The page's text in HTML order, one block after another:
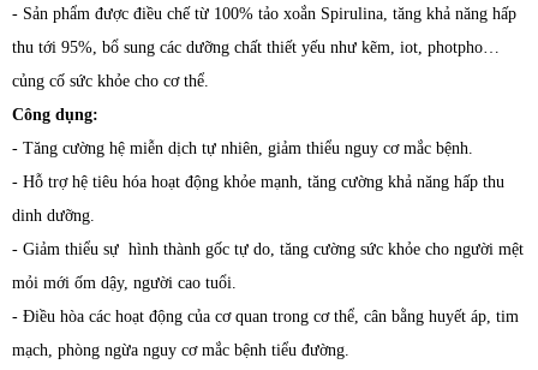
- Sản phẩm được điều chế từ 100% tảo xoắn Spirulina, tăng khả năng hấp
thu tới 95%, bổ sung các dưỡng chất thiết yếu như kẽm, iot, photpho…
củng cố sức khỏe cho cơ thể.
Công dụng:
- Tăng cường hệ miễn dịch tự nhiên, giảm thiểu nguy cơ mắc bệnh.
- Hỗ trợ hệ tiêu hóa hoạt động khỏe mạnh, tăng cường khả năng hấp thu
dinh dưỡng.
- Giảm thiểu sự hình thành gốc tự do, tăng cường sức khỏe cho người mệt
mỏi mới ốm dậy, người cao tuổi.
- Điều hòa các hoạt động của cơ quan trong cơ thể, cân bằng huyết áp, tim
mạch, phòng ngừa nguy cơ mắc bệnh tiểu đường.